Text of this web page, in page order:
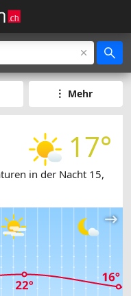
Mehr
17°
in der Nacht 15,